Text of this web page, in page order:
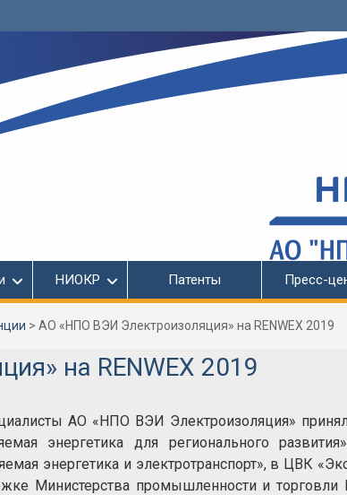
НИОКР Патенты Пресс-
> АО «НПО ВЭИ Электроизоляция» на RENWEX 2019
на RENWEX 2019
АО «НПО ВЭИ Электроизоляция»
энергетика для регионального
энерге­тика и электро­транспорт», в ЦВК
Министер­ства промыш­лен­ности и